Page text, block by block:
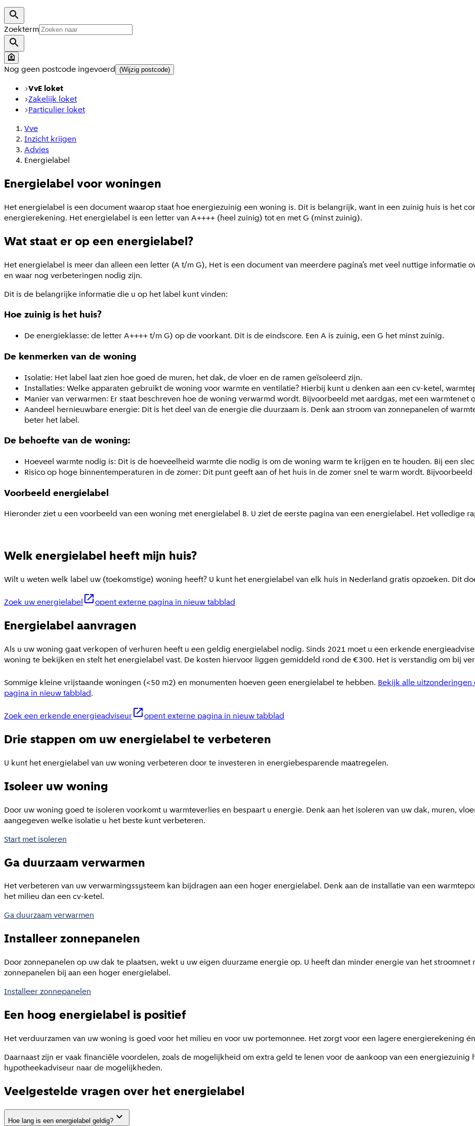
Zoekterm
Nog geen postcode ingevoerd (Wijzig postcode)
VvE loket
Zakelijk loket
Particulier loket
Vve
Inzicht krijgen
Advies
Energielabel
Energielabel voor woningen
Het energielabel is een document waarop staat hoe energiezuinig een woning is. Dit is belangrijk, want in een zuinig huis is het
energierekening. Het energielabel is een letter van A++++ (heel zuinig) tot en met G (minst zuinig).
Wat staat er op een energielabel?
Het energielabel is meer dan alleen een letter (A t/m G), Het is een document van meerdere pagina’s met veel nuttige informatie
en waar nog verbeteringen nodig zijn.
Dit is de belangrijke informatie die u op het label kunt vinden:
Hoe zuinig is het huis?
De energieklasse: de letter A++++ t/m G) op de voorkant. Dit is de eindscore. Een A is zuinig, een G het minst zuinig.
De kenmerken van de woning
Isolatie: Het label laat zien hoe goed de muren, het dak, de vloer en de ramen geïsoleerd zijn.
Installaties: Welke apparaten gebruikt de woning voor warmte en ventilatie? Hierbij kunt u denken aan een cv-ketel,
Manier van verwarmen: Er staat beschreven hoe de woning verwarmd wordt. Bijvoorbeeld met aardgas, met een warmtenet
Aandeel hernieuwbare energie: Dit is het deel van de energie die duurzaam is. Denk aan stroom van zonnepanelen of
beter het label.
De behoefte van de woning:
Hoeveel warmte nodig is: Dit is de hoeveelheid warmte die nodig is om de woning warm te krijgen en te houden. Bij een
Risico op hoge binnentemperaturen in de zomer: Dit punt geeft aan of het huis in de zomer snel te warm wordt.
Voorbeeld energielabel
Hieronder ziet u een voorbeeld van een woning met energielabel B. U ziet de eerste pagina van een energielabel. Het volledige
Welk energielabel heeft mijn huis?
Wilt u weten welk label uw (toekomstige) woning heeft? U kunt het energielabel van elk huis in Nederland gratis opzoeken. Dit
Zoek uw energielabel opent externe pagina in nieuw tabblad
Energielabel aanvragen
Als u uw woning gaat verkopen of verhuren heeft u een geldig energielabel nodig. Sinds 2021 moet u een erkende
woning te bekijken en stelt het energielabel vast. De kosten hiervoor liggen gemiddeld rond de €300. Het is verstandig om bij
Sommige kleine vrijstaande woningen (<50 m2) en monumenten hoeven geen energielabel te hebben. Bekijk alle
pagina in nieuw tabblad.
Zoek een erkende energieadviseur opent externe pagina in nieuw tabblad
Drie stappen om uw energielabel te verbeteren
U kunt het energielabel van uw woning verbeteren door te investeren in energiebesparende maatregelen.
Isoleer uw woning
Door uw woning goed te isoleren voorkomt u warmteverlies en bespaart u energie. Denk aan het isoleren van uw dak, muren,
aangegeven welke isolatie u het beste kunt verbeteren.
Start met isoleren
Ga duurzaam verwarmen
Het verbeteren van uw verwarmingssysteem kan bijdragen aan een hoger energielabel. Denk aan de installatie van een
het milieu dan een cv-ketel.
Ga duurzaam verwarmen
Installeer zonnepanelen
Door zonnepanelen op uw dak te plaatsen, wekt u uw eigen duurzame energie op. U heeft dan minder energie van het
zonnepanelen bij aan een hoger energielabel.
Installeer zonnepanelen
Een hoog energielabel is positief
Het verduurzamen van uw woning is goed voor het milieu en voor uw portemonnee. Het zorgt voor een lagere energierekening
Daarnaast zijn er vaak financiële voordelen, zoals de mogelijkheid om extra geld te lenen voor de aankoop van een
hypotheekadviseur naar de mogelijkheden.
Veelgestelde vragen over het energielabel
Hoe lang is een energielabel geldig?